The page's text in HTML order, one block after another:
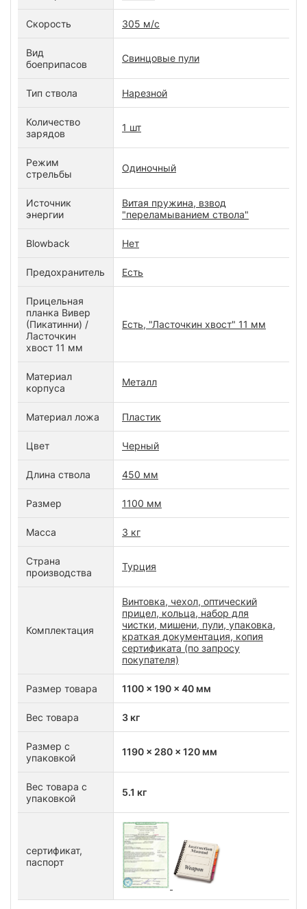
Скорость 305 м/с
Вид
боеприпасов
Свинцовые пули
Тип ствола Нарезной
Количество
зарядов
1 шт
Режим
стрельбы
Одиночный
Источник
энергии
Витая пружина, взвод
"переламыванием ствола"
Blowback Нет
Предохранитель Есть
Прицельная
планка Вивер
(Пикатинни) /
Ласточкин
хвост 11 мм
Есть, "Ласточкин хвост" 11 мм
Материал
корпуса
Металл
Материал ложа Пластик
Цвет Черный
Длина ствола 450 мм
Размер 1100 мм
Масса 3 кг
Страна
производства
Турция
Комплектация
Винтовка, чехол, оптический
прицел, кольца, набор для
чистки, мишени, пули, упаковка,
краткая документация, копия
сертификата (по запросу
покупателя)
Размер товара 1100 x 190 x 40 мм
Вес товара 3 кг
Размер с
упаковкой
1190 x 280 x 120 мм
Вес товара с
упаковкой
5.1 кг
сертификат,
паспорт